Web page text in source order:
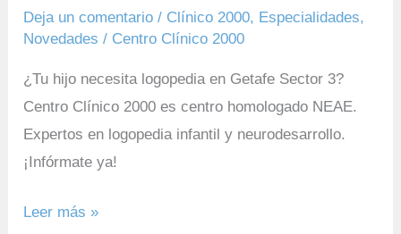
Deja un comentario / Clínico 2000, Especialidades,
Novedades / Centro Clínico 2000
¿Tu hijo necesita logopedia en Getafe Sector 3?
Centro Clínico 2000 es centro homologado NEAE.
Expertos en logopedia infantil y neurodesarrollo.
¡Infórmate ya!
Hijo
o
Hija
Leer más »